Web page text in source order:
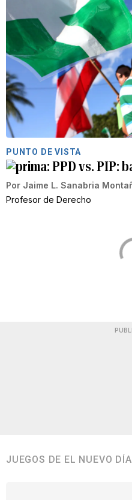
PUNTO DE VISTA
PPD vs. PIP:
Por Jaime L. Sanabria
Profesor de Derecho
JUEGOS DE EL NUEVO DÍA